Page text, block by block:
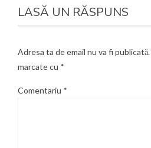
LASĂ UN RĂSPUNS
Adresa ta de email nu va fi publicată.
marcate cu *
Comentariu *